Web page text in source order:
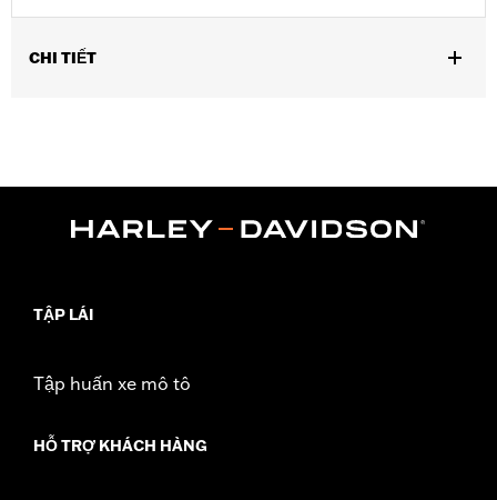
CHI TIẾT
Capacity:2580 Cubic inch
Material Depth UOM:
Sold In Units: Each
Material:Vinyl
TẬP LÁI
Tập huấn xe mô tô
HỖ TRỢ KHÁCH HÀNG